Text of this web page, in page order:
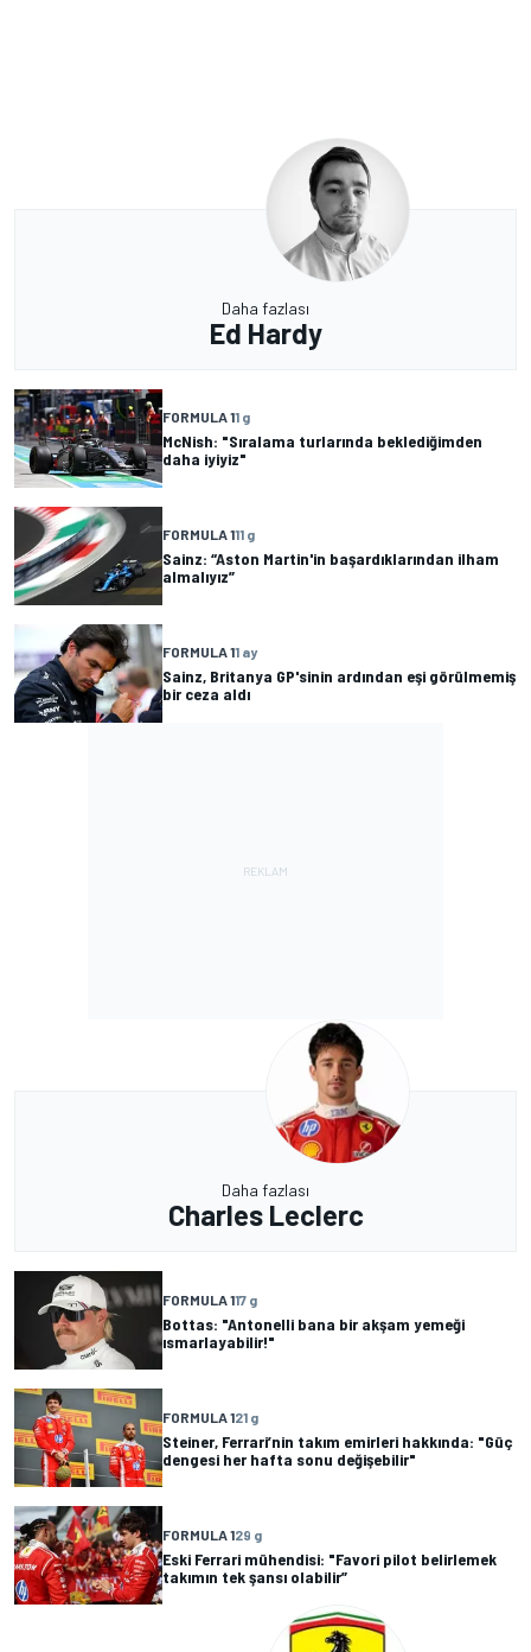
Daha fazlası
Ed Hardy
FORMULA 11 g
McNish: "Sıralama turlarında beklediğimden
daha iyiyiz"
FORMULA 111 g
Sainz: “Aston Martin'in başardıklarından ilham
almalıyız”
FORMULA 11 ay
Sainz, Britanya GP'sinin ardından eşi görülmemiş
bir ceza aldı
Daha fazlası
Charles Leclerc
FORMULA 117 g
Bottas: "Antonelli bana bir akşam yemeği
ısmarlayabilir!"
FORMULA 121 g
Steiner, Ferrari’nin takım emirleri hakkında: "Güç
dengesi her hafta sonu değişebilir"
FORMULA 129 g
Eski Ferrari mühendisi: "Favori pilot belirlemek
takımın tek şansı olabilir”